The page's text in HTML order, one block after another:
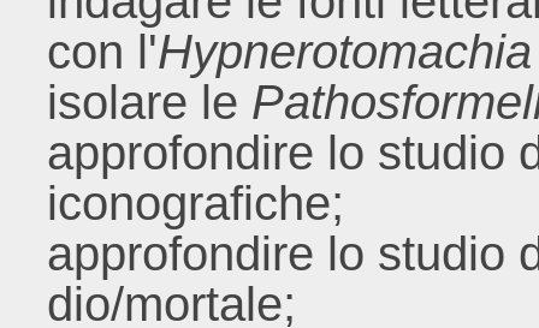
con l'
isolare le
approfondire lo studio
iconografiche;
approfondire lo studio
dio/mortale;